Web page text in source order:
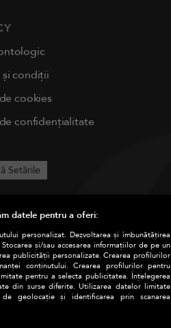
și condiții
cookies
confidențialitate
Setările
datele pentru a oferi:
personalizat. Dezvoltarea și îmbunătățirea
și/sau accesarea informațiilor de pe un
publicității personalizate. Crearea profilurilor
conținutului. Crearea profilurilor pentru
pentru a selecta publicitatea. Înțelegerea
din surse diferite. Utilizarea datelor limitate
geolocație și identificarea prin scanarea